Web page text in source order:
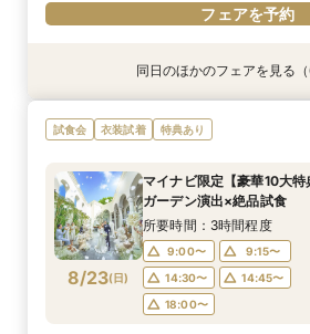
フェアを予約
衣装試着 特典あり 動画あり
8/22(土)
＜初めての式場見学＞心躍
たり相談＆見学会
9:00〜
9:15〜
14:30〜
18:00〜
フェアを予約
衣装試着 特典あり
8/22(土)
【10名～におすすめ*少人
食×おもてなし体験
9:15〜
14:30〜
18:00〜
フェアを予約
衣装試着 特典あり
8/22(土)
大好評♪ペット婚【支持率
W*相談会
9:15〜
14:30〜
14:45〜
18:00〜
フェアを予約
8/22(土)
【遠方の方◎オンライン相
豪華5大特典付き
13:00〜 13:30〜
フェアを予約
衣装試着 特典あり
8/22(土)
【料理重視の方◎】シェフ
てなし料理特典
9:00〜
9:15〜
14:30〜
フェアを予約
衣装試着 特典あり
8/22(土)
「即決ナシ」予算のリア
人気ドレス優待付
9:15〜
14:30〜
18:00〜
フェアを予約
同日のほかのフェアを見る（
試食会 衣装試着 特典あり
8/23(日)
マイナビ限定【豪華10大
ガーデン演出×絶品試食
所要時間：3時間程度
9:00〜
9:15〜
14:30〜
14:45〜
18:00〜